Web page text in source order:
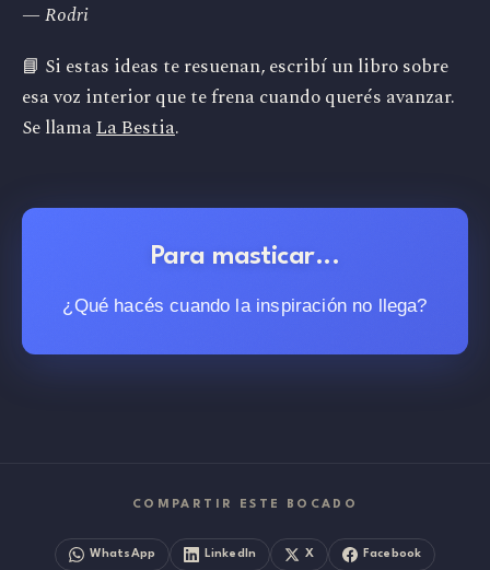
— Rodri
📘 Si estas ideas te resuenan, escribí un libro sobre
esa voz interior que te frena cuando querés avanzar.
Se llamaLa Bestia.
Para masticar...
¿Qué hacés cuando la inspiración no llega?
COMPARTIR ESTE BOCADO
WhatsApp LinkedIn X Facebook